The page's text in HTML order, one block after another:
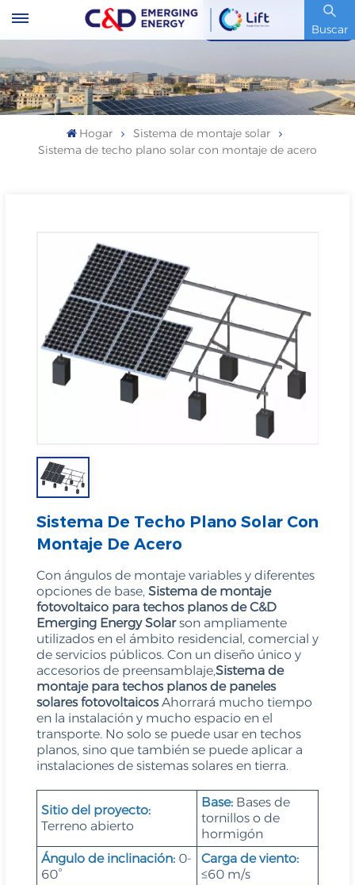
Buscar
Código De Stock : 600153.SH
Hogar
Sistema de montaje solar
Sistema de techo plano solar con montaje de acero
Sistema De Techo Plano Solar Con
Montaje De Acero
Con ángulos de montaje variables y diferentes
opciones de base, Sistema de montaje
fotovoltaico para techos planos de C&D
Emerging Energy Solarson ampliamente
utilizados en el ámbito residencial, comercial y
de servicios públicos. Con un diseño único y
accesorios de preensamblaje,Sistema de
montaje para techos planos de paneles
solares fotovoltaicos Ahorrará mucho tiempo
en la instalación y mucho espacio en el
transporte. No solo se puede usar en techos
planos, sino que también se puede aplicar a
instalaciones de sistemas solares en tierra.
Sitio del proyecto:
Terreno abierto
Base: Bases de
tornillos o de
hormigón
Ángulo de inclinación: 0-
60°
Carga de viento:
≤60 m/s